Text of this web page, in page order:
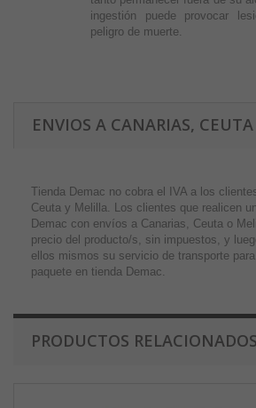
ingestión puede provocar
peligro de muerte.
ENVIOS A CANARIAS,
Tienda Demac no cobra el IVA a los
Ceuta y Melilla. Los clientes que realicen
Demac con envíos a Canarias, Ceuta o
precio del producto/s, sin impuestos, y
ellos mismos su servicio de transporte para
paquete en tienda Demac.
PRODUCTOS RELACIONADOS